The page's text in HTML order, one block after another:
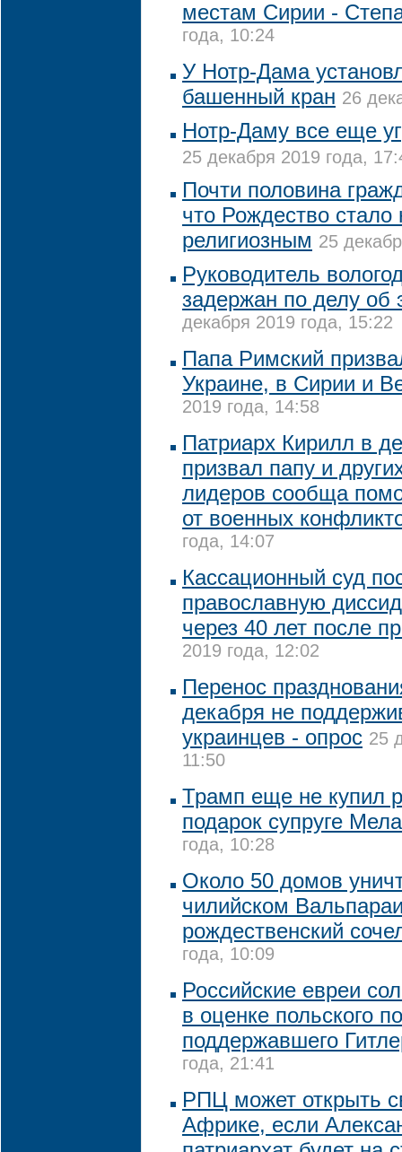
местам Сирии -
года, 10:24
У Нотр-Дама
башенный кран 26
Нотр-Даму все еще
25 декабря 2019 года,
Почти половина
что Рождество стало
религиозным 25
Руководитель
задержан по делу об
декабря 2019 года, 15:22
Папа Римский
Украине, в Сирии и
2019 года, 14:58
Патриарх Кирилл в
призвал папу и
лидеров сообща
от военных
года, 14:07
Кассационный суд
православную
через 40 лет после
2019 года, 12:02
Перенос
декабря не
украинцев - опрос 25
11:50
Трамп еще не купил
подарок супруге
года, 10:28
Около 50 домов
чилийском
рождественский
года, 10:09
Российские евреи
в оценке польского
поддержавшего
года, 21:41
РПЦ может открыть
Африке, если